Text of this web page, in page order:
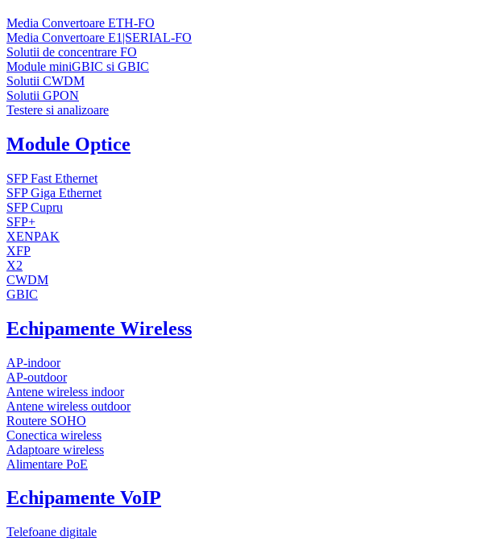
Media Convertoare ETH-FO
Media Convertoare E1|SERIAL-FO
Solutii de concentrare FO
Module miniGBIC si GBIC
Solutii CWDM
Solutii GPON
Testere si analizoare
Module Optice
SFP Fast Ethernet
SFP Giga Ethernet
SFP Cupru
SFP+
XENPAK
XFP
X2
CWDM
GBIC
Echipamente Wireless
AP-indoor
AP-outdoor
Antene wireless indoor
Antene wireless outdoor
Routere SOHO
Conectica wireless
Adaptoare wireless
Alimentare PoE
Echipamente VoIP
Telefoane digitale